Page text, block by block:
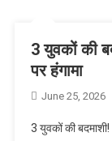
3 युवकों की
पर हंगामा
June 25, 2026
3 युवकों की